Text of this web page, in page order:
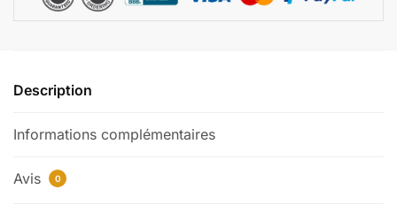
Description
Informations complémentaires
Avis 0